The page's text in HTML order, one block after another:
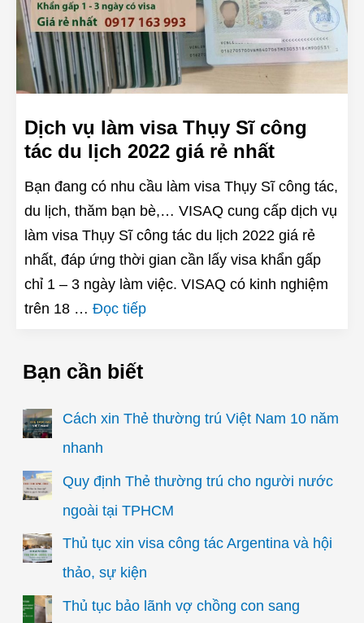
Dịch vụ làm visa Thụy Sĩ công
tác du lịch 2022 giá rẻ nhất
Bạn đang có nhu cầu làm visa Thụy Sĩ công tác,
du lịch, thăm bạn bè,… VISAQ cung cấp dịch vụ
làm visa Thụy Sĩ công tác du lịch 2022 giá rẻ
nhất, đáp ứng thời gian cần lấy visa khẩn gấp
chỉ 1 – 3 ngày làm việc. VISAQ có kinh nghiệm
trên 18 … Đọc tiếp
Bạn cần biết
Cách xin Thẻ thường trú Việt Nam 10 năm
nhanh
Quy định Thẻ thường trú cho người nước
ngoài tại TPHCM
Thủ tục xin visa công tác Argentina và hội
thảo, sự kiện
Thủ tục bảo lãnh vợ chồng con sang